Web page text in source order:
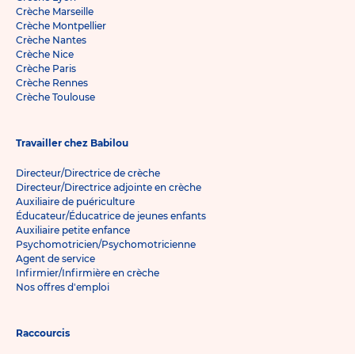
Crèche Marseille
Crèche Montpellier
Crèche Nantes
Crèche Nice
Crèche Paris
Crèche Rennes
Crèche Toulouse
Travailler chez Babilou
Directeur/Directrice de crèche
Directeur/Directrice adjointe en crèche
Auxiliaire de puériculture
Éducateur/Éducatrice de jeunes enfants
Auxiliaire petite enfance
Psychomotricien/Psychomotricienne
Agent de service
Infirmier/Infirmière en crèche
Nos offres d'emploi
Raccourcis